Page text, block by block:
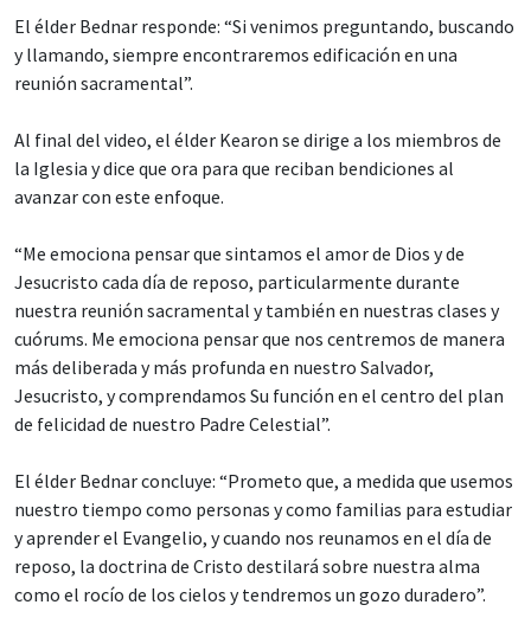
El élder Bednar responde: “Si venimos preguntando, buscando
y llamando, siempre encontraremos edificación en una
reunión sacramental”.
Al final del video, el élder Kearon se dirige a los miembros de
la Iglesia y dice que ora para que reciban bendiciones al
avanzar con este enfoque.
“Me emociona pensar que sintamos el amor de Dios y de
Jesucristo cada día de reposo, particularmente durante
nuestra reunión sacramental y también en nuestras clases y
cuórums. Me emociona pensar que nos centremos de manera
más deliberada y más profunda en nuestro Salvador,
Jesucristo, y comprendamos Su función en el centro del plan
de felicidad de nuestro Padre Celestial”.
El élder Bednar concluye: “Prometo que, a medida que usemos
nuestro tiempo como personas y como familias para estudiar
y aprender el Evangelio, y cuando nos reunamos en el día de
reposo, la doctrina de Cristo destilará sobre nuestra alma
como el rocío de los cielos y tendremos un gozo duradero”.